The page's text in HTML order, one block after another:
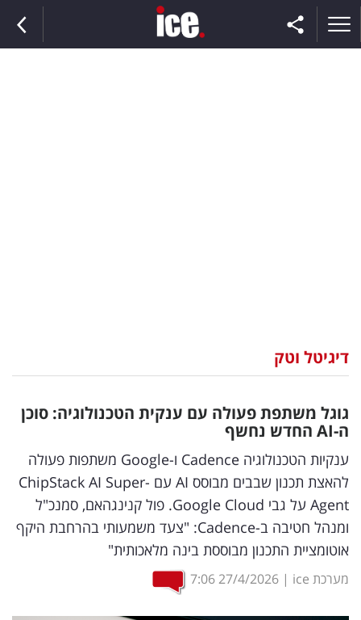
וצרכנות
דיגיטל
וטק
שיווק
ופרסום
משפט
דיגיטל וטק
גוגל משתפת פעולה עם ענקית הטכנולוגיה: סוכן
ה-AI החדש נחשף
ענקיות הטכנולוגיה Cadence ו-Google משתפות פעולה
להאצת תכנון שבבים מבוסס AI עם ChipStack AI Super-
Agent על גבי Google Cloud. פול קנינגהאם, סמנכ"ל
ומנהל חטיבה ב-Cadence: "צעד משמעותי בהרחבת היקף
אוטומציית התכנון מבוססת בינה מלאכותית"
מערכת ice |
27/4/2026
7:06